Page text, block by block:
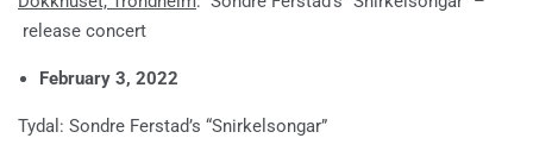
release concert
February 3, 2022
Tydal: Sondre Ferstad’s “Snirkelsongar”